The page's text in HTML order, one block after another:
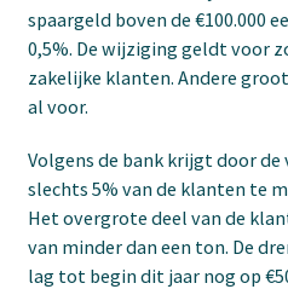
spaargeld boven de €100.000
0,5%. De wijziging geldt voor
zakelijke klanten. Andere
al voor.
Volgens de bank krijgt door
slechts 5% van de klanten te
Het overgrote deel van de
van minder dan een ton. De
lag tot begin dit jaar nog op